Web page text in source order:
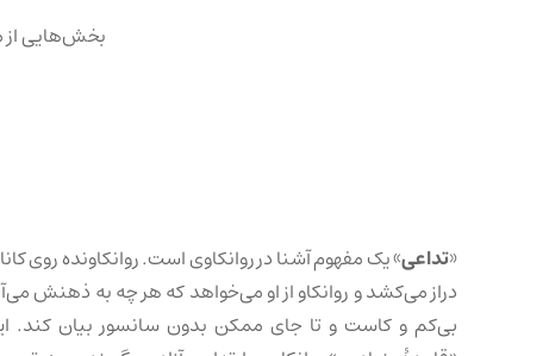
بخش‌هایی از
«تداعی» یک مفهوم آشنا در روانکاوی است. روانکاونده روی
دراز می‌کشد و روانکاو از او می‌خواهد که هر چه به ذهنش
بی‌کم و کاست و تا جای ممکن بدون سانسور بیان کند.